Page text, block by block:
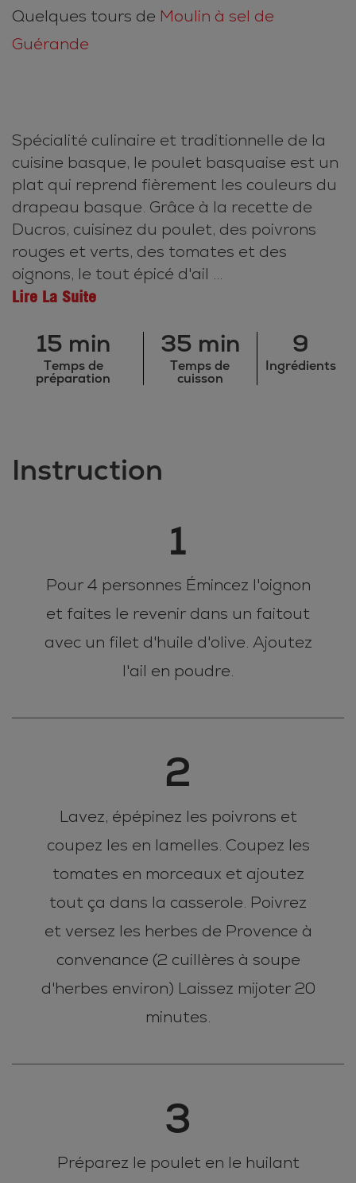
Quelques tours de Moulin à sel de
Guérande
Spécialité culinaire et traditionnelle de la
cuisine basque, le poulet basquaise est un
plat qui reprend fièrement les couleurs du
drapeau basque. Grâce à la recette de
Ducros, cuisinez du poulet, des poivrons
rouges et verts, des tomates et des
oignons, le tout épicé d'ail ...
Lire La Suite
15 min
Temps de
préparation
35 min
Temps de
cuisson
9
Ingrédients
Instruction
1
Pour 4 personnes Émincez l'oignon
et faites le revenir dans un faitout
avec un filet d'huile d'olive. Ajoutez
l'ail en poudre.
2
Lavez, épépinez les poivrons et
coupez les en lamelles. Coupez les
tomates en morceaux et ajoutez
tout ça dans la casserole. Poivrez
et versez les herbes de Provence à
convenance (2 cuillères à soupe
d'herbes environ) Laissez mijoter 20
minutes.
3
Préparez le poulet en le huilant